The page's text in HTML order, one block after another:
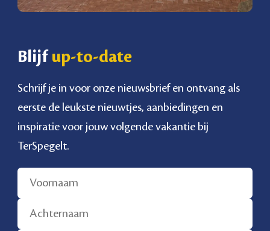
Blijf up-to-date
Schrijf je in voor onze nieuwsbrief en ontvang als
eerste de leukste nieuwtjes, aanbiedingen en
inspiratie voor jouw volgende vakantie bij
TerSpegelt.